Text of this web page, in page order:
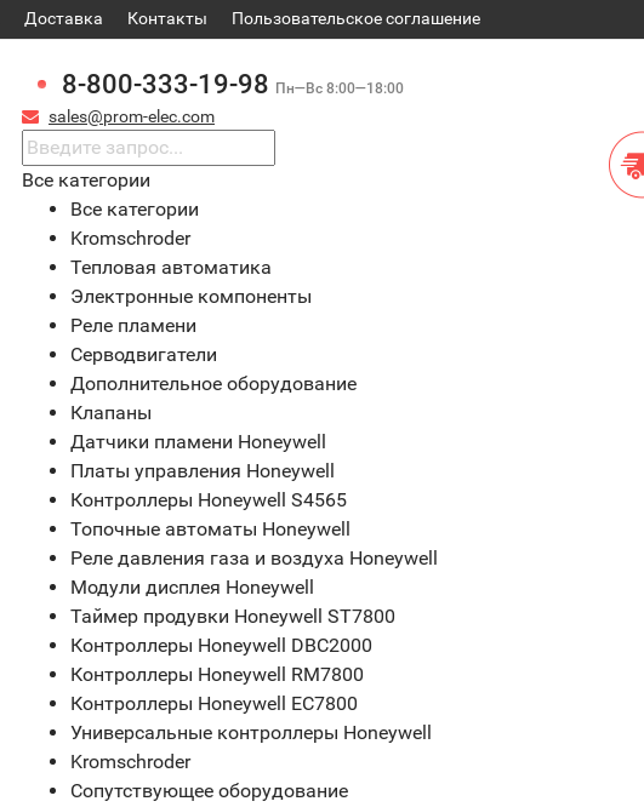
Доставка Контакты ​Пользовательское соглашение
8-800-333-19-98 Пн—Вс 8:00—18:00
sales@prom-elec.com
Все категории
Все категории
Kromschroder
Тепловая автоматика
Электронные компоненты
Реле пламени
Серводвигатели
Дополнительное оборудование
Клапаны
Датчики пламени Honeywell
Платы управления Honeywell
Контроллеры Honeywell S4565
Топочные автоматы Honeywell
Реле давления газа и воздуха Honeywell
Модули дисплея Honeywell
Таймер продувки Honeywell ST7800
Контроллеры Honeywell DBC2000
Контроллеры Honeywell RM7800
Контроллеры Honeywell EC7800
Универсальные контроллеры Honeywell
Kromschroder
Сопутствующее оборудование